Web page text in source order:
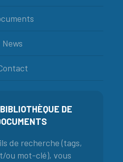
News
DE
de recherche (tags,
ou mot-clé), vous